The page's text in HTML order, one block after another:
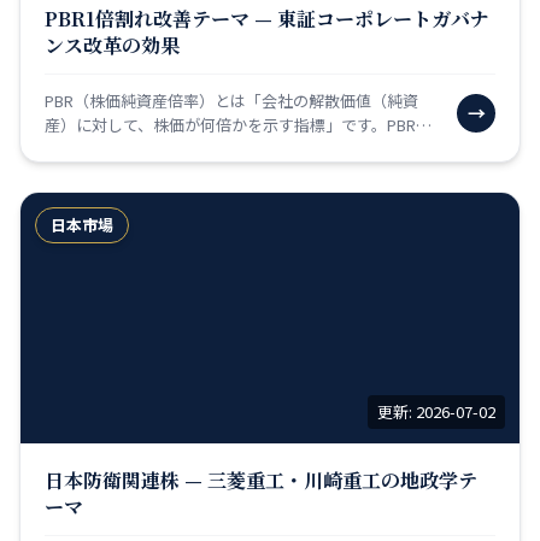
PBR1倍割れ改善テーマ — 東証コーポレートガバナ
ンス改革の効果
PBR（株価純資産倍率）とは「会社の解散価値（純資
産）に対して、株価が何倍かを示す指標」です。PBR=1
→
日本市場
更新: 2026-07-02
日本防衛関連株 — 三菱重工・川崎重工の地政学テ
ーマ